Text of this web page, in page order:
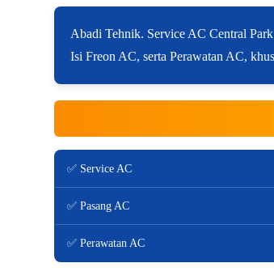
Abadi Tehnik. Service AC Central
Isi Freon AC, serta Perawatan AC,
✅ Service AC
✅ Pasang AC
✅ Perawatan AC